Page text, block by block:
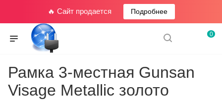
🔥 Сайт продается Подробнее
0
Рамка 3-местная Gunsan
Visage Metallic золото